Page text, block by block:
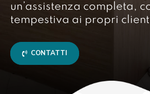
un’assistenza completa,
tempestiva ai propri
CONTATTI